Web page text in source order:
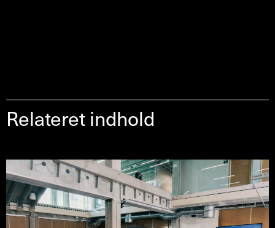
Relateret indhold